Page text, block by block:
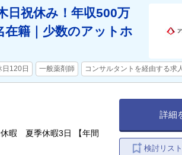
日祝休み！年収500万
在籍｜少数のアットホ
日120日 一般薬剤師 コンサルタントを経由する求
暇 夏季休暇3日 【年間
詳細
検討リス